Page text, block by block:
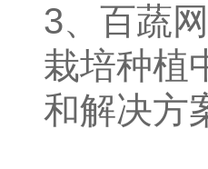
3、百蔬
栽培种植
和解决方